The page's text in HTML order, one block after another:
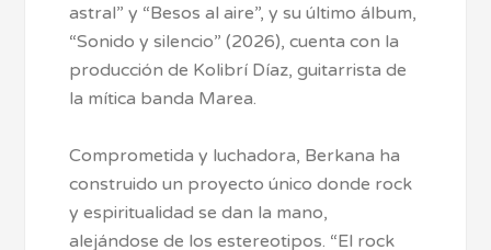
astral” y “Besos al aire”, y su último álbum,
“Sonido y silencio” (2026), cuenta con la
producción de Kolibrí Díaz, guitarrista de
la mítica banda Marea.
Comprometida y luchadora, Berkana ha
construido un proyecto único donde rock
y espiritualidad se dan la mano,
alejándose de los estereotipos. “El rock